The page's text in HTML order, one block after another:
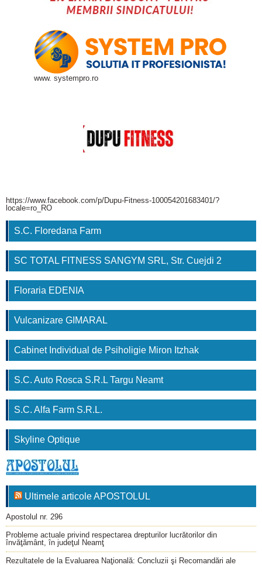
www. systempro.ro
https://www.facebook.com/p/Dupu-Fitness-100054201683401/?
locale=ro_RO
S.C. Floredana Farm
SC TOTAL FITNESS SANGYM SRL, Str. Cuejdi 2
Floraria EDENIA
Vulcanizare GIMARAL
Cabinet Individual de Psiholigie Miron Itzhak
S.C. Auto Rosca S.R.L Targu Neamt
S.C. Alfa Farm S.R.L.
Skyline Optique
Ultimele articole APOSTOLUL
Apostolul nr. 296
Probleme actuale privind respectarea drepturilor lucrătorilor din
învăţământ, în judeţul Neamţ
Rezultatele de la Evaluarea Naţională: Concluzii şi Recomandări ale